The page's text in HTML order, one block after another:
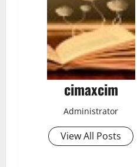
cimaxcim
Administrator
View All Posts